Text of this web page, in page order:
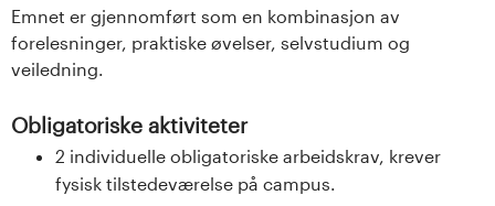
Emnet er gjennomført som en kombinasjon av
forelesninger, praktiske øvelser, selvstudium og
veiledning.
Obligatoriske aktiviteter
2 individuelle obligatoriske arbeidskrav, krever
fysisk tilstedeværelse på campus.